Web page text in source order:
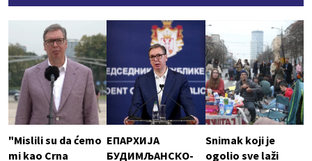
"Mislili su da ćemo
mi kao Crna
ЕПАРХИЈА
БУДИМЉАНСКО-
Snimak koji je
ogolio sve laži